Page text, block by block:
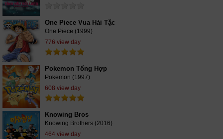
One Piece Vua Hải Tặc
One Piece (1999)
776 view day
Pokemon Tổng Hợp
Pokemon (1997)
608 view day
Knowing Bros
Knowing Brothers (2016)
464 view day